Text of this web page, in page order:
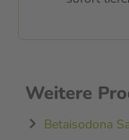
Weitere
Betaisodona